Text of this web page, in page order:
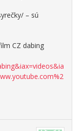
– sú
CZ dabing